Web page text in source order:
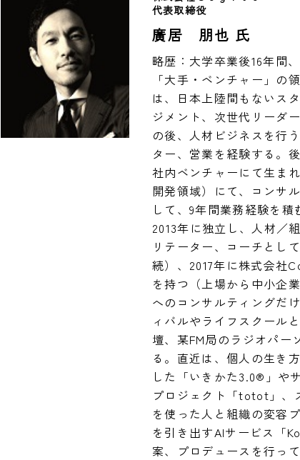
代表取締役
廣居 朋也 氏
略歴：大学卒業後16年間
「大手・ベンチャー」の
は、日本上陸間もないス
ジメント、次世代リーダ
の後、人材ビジネスを行
ター、営業を経験する。
社内ベンチャーにて生ま
開発領域）にて、コンサ
して、9年間業務経験を積
2013年に独立し、人材／
リテーター、コーチとし
続）、2017年に株式会社
を持つ（上場から中小企
へのコンサルティングだ
ィバルやライフスクール
壇、某FM局のラジオパー
る。直近は、個人の生き
した「いきかた3.0®︎」や
プロジェクト「totot」、
を使った人と組織の変容
を引き出すAIサービス「
案、プロデュースを行って